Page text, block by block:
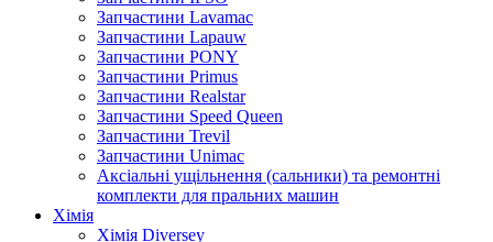
Запчастини Lavamac
Запчастини Lapauw
Запчастини PONY
Запчастини Primus
Запчастини Realstar
Запчастини Speed Queen
Запчастини Trevil
Запчастини Unimac
Аксіальні ущільнення (сальники) та ремонтні
комплекти для пральних машин
Хімія
Хімія Diversey